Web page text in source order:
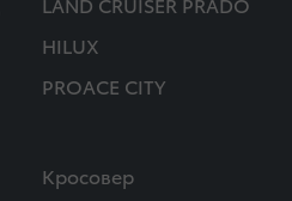
HILUX
PROACE CITY
Кросовер